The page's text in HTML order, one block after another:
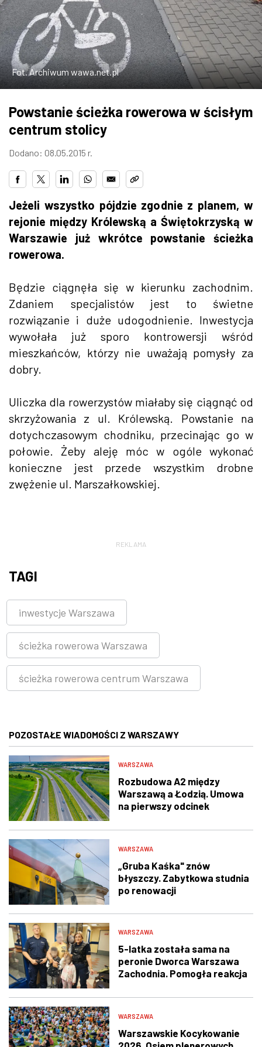
W WARSZAWIE
MARKETPLACE
Fot. Archiwum wawa.net.pl
Powstanie ścieżka rowerowa w ścisłym
centrum stolicy
Dodano: 08.05.2015 r.
Jeżeli wszystko pójdzie zgodnie z planem, w
rejonie między Królewską a Świętokrzyską w
Warszawie już wkrótce powstanie ścieżka
rowerowa.
Będzie ciągnęła się w kierunku zachodnim.
Zdaniem specjalistów jest to świetne
rozwiązanie i duże udogodnienie. Inwestycja
wywołała już sporo kontrowersji wśród
mieszkańców, którzy nie uważają pomysły za
dobry.
Uliczka dla rowerzystów miałaby się ciągnąć od
skrzyżowania z ul. Królewską. Powstanie na
dotychczasowym chodniku, przecinając go w
połowie. Żeby aleję móc w ogóle wykonać
konieczne jest przede wszystkim drobne
zwężenie ul. Marszałkowskiej.
REKLAMA
TAGI
inwestycje Warszawa
ścieżka rowerowa Warszawa
ścieżka rowerowa centrum Warszawa
POZOSTAŁE WIADOMOŚCI Z WARSZAWY
WARSZAWA
Rozbudowa A2 między
Warszawą a Łodzią. Umowa
na pierwszy odcinek
WARSZAWA
„Gruba Kaśka" znów
błyszczy. Zabytkowa studnia
po renowacji
WARSZAWA
5-latka została sama na
peronie Dworca Warszawa
Zachodnia. Pomogła reakcja
WARSZAWA
Warszawskie Kocykowanie